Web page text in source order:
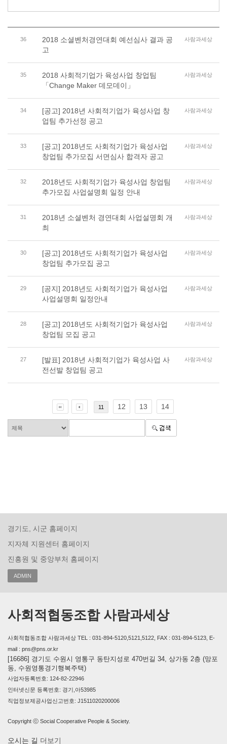
36
2018 소셜벤처경연대회 예선심사 결과 공
고
사람과세상
35
2018 사회적기업가 육성사업 창업팀
「Change Maker 데모데이」
사람과세상
34
[공고] 2018년 사회적기업가 육성사업 창
업팀 추가선정 공고
사람과세상
33
[공고] 2018년도 사회적기업가 육성사업
창업팀 추가모집 서면심사 합격자 공고
사람과세상
32
2018년도 사회적기업가 육성사업 창업팀
추가모집 사업설명회 일정 안내
사람과세상
31
2018년 소셜벤처 경연대회 사업설명회 개
최
사람과세상
30
[공고] 2018년도 사회적기업가 육성사업
창업팀 추가모집 공고
사람과세상
29
[공지] 2018년도 사회적기업가 육성사업
사업설명회 일정안내
사람과세상
28
[공고] 2018년도 사회적기업가 육성사업
창업팀 모집 공고
사람과세상
27
[발표] 2018년 사회적기업가 육성사업 사
전선발 창업팀 공고
사람과세상
11 12 13 14
경기도, 시군 홈페이지
지자체 지원센터 홈페이지
진흥원 및 중앙부처 홈페이지
ADMIN
사회적협동조합 사람과세상
사회적협동조합 사람과세상 TEL : 031-894-5120,5121,5122, FAX : 031-894-5123, E-
mail : pns@pns.or.kr
[16686] 경기도 수원시 영통구 동탄지성로 470번길 34, 상가동 2층 (망포
동, 수원영통경기행복주택)
사업자등록번호: 124-82-22946
인터넷신문 등록번호: 경기,아53985
직업정보제공사업신고번호: J1511020200006
Copyright ⓒ Social Cooperative People & Society.
오시는 길 더보기